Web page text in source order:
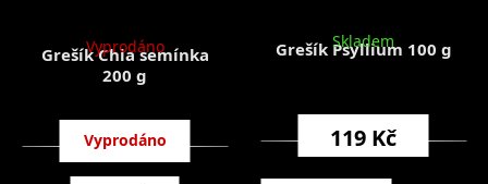
Grešík Chia semínka
200 g
Vyprodáno
79 Kč
Grešík Psyllium 100 g
Skladem
119 Kč